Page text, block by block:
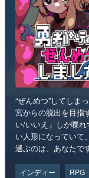
“ぜんめつ”してしま
宮からの脱出を目指
い/いいえ」しか喋
い人形になっていて
選ぶのは、あなたです
インディー RPG